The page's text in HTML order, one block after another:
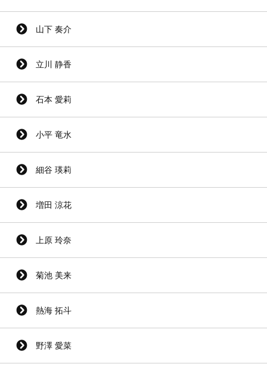
山下 奏介
立川 静香
石本 愛莉
小平 竜水
細谷 瑛莉
増田 涼花
上原 玲奈
菊池 美来
熱海 拓斗
野澤 愛菜